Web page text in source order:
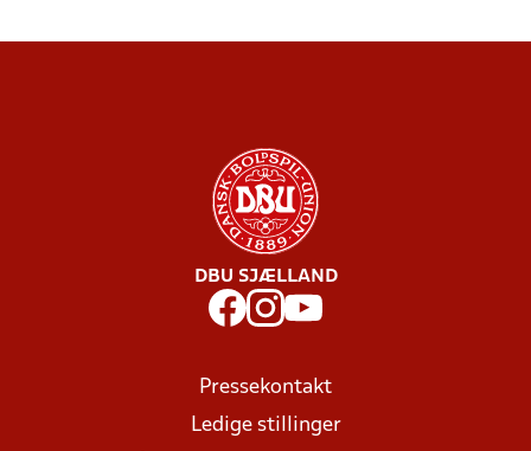
DBU SJÆLLAND
Pressekontakt
Ledige stillinger